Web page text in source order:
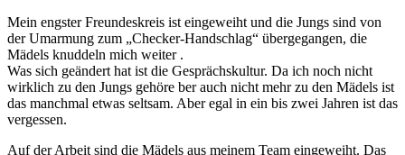
Mein engster Freundeskreis ist eingeweiht und die Jungs sind von
der Umarmung zum „Checker-Handschlag“ übergegangen, die
Mädels knuddeln mich weiter .
Was sich geändert hat ist die Gesprächskultur. Da ich noch nicht
wirklich zu den Jungs gehöre ber auch nicht mehr zu den Mädels ist
das manchmal etwas seltsam. Aber egal in ein bis zwei Jahren ist das
vergessen.
Auf der Arbeit sind die Mädels aus meinem Team eingeweiht. Das